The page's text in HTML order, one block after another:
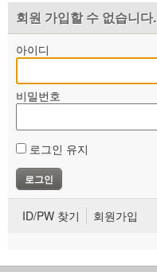
회원 가입할 수 없습니다.
아이디
비밀번호
로그인 유지
ID/PW 찾기 회원가입
자료
부설기관